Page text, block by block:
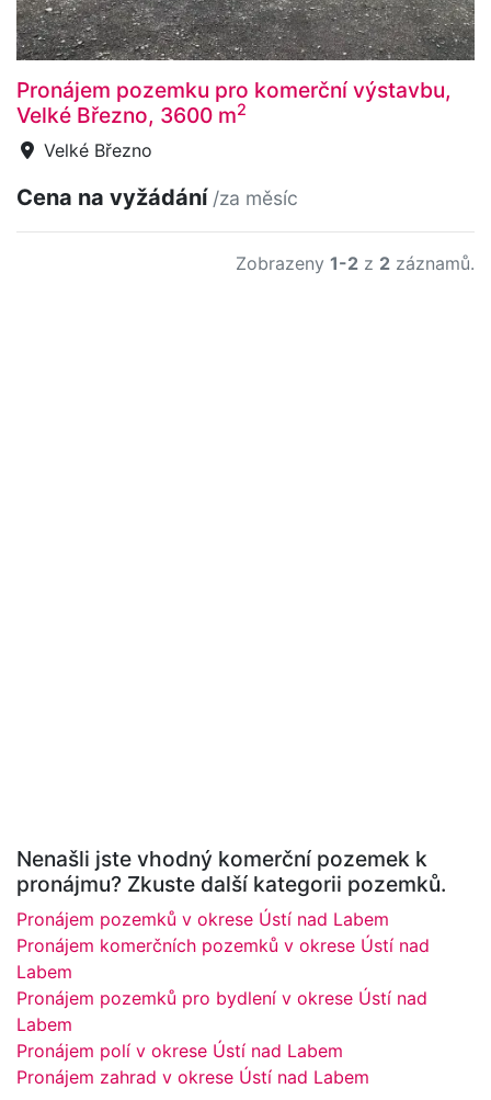
Pronájem pozemku pro komerční výstavbu,
Velké Březno, 3600 m2
Velké Březno
Cena na vyžádání /za měsíc
Zobrazeny 1-2 z 2 záznamů.
Nenašli jste vhodný komerční pozemek k
pronájmu? Zkuste další kategorii pozemků.
Pronájem pozemků v okrese Ústí nad Labem
Pronájem komerčních pozemků v okrese Ústí nad
Labem
Pronájem pozemků pro bydlení v okrese Ústí nad
Labem
Pronájem polí v okrese Ústí nad Labem
Pronájem zahrad v okrese Ústí nad Labem